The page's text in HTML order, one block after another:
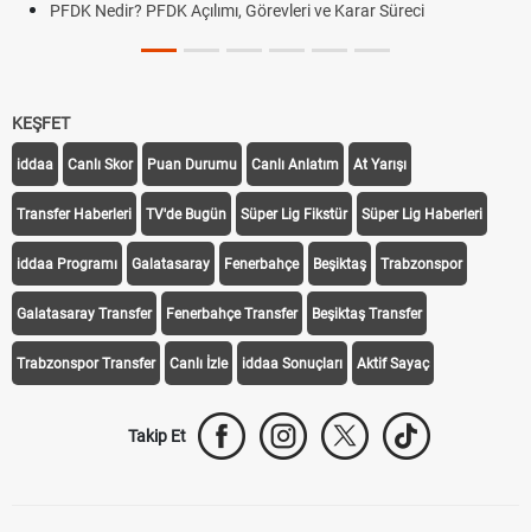
PFDK Nedir? PFDK Açılımı, Görevleri ve Karar Süreci
KEŞFET
iddaa Canlı Skor Puan Durumu Canlı Anlatım At Yarışı
Transfer Haberleri TV'de Bugün Süper Lig Fikstür Süper Lig Haberleri
iddaa Programı Galatasaray Fenerbahçe Beşiktaş Trabzonspor
Galatasaray Transfer Fenerbahçe Transfer Beşiktaş Transfer
Trabzonspor Transfer Canlı İzle iddaa Sonuçları Aktif Sayaç
Takip Et